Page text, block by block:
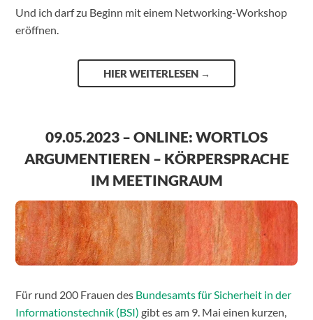
Und ich darf zu Beginn mit einem Networking-Workshop
eröffnen.
HIER WEITERLESEN →
09.05.2023 – ONLINE: WORTLOS
ARGUMENTIEREN – KÖRPERSPRACHE
IM MEETINGRAUM
Für rund 200 Frauen des Bundesamts für Sicherheit in der
Informationstechnik (BSI) gibt es am 9. Mai einen kurzen,